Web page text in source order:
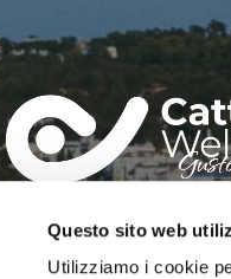
Questo sito web
Utilizziamo i cookie
IAT – UFFICIO
DEL COMUNE DI